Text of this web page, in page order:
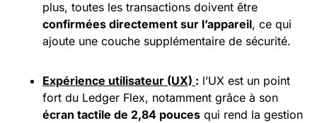
plus, toutes les transactions doivent être
confirmées directement sur l’appareil, ce qui
ajoute une couche supplémentaire de sécurité.
Expérience utilisateur (UX) : l’UX est un point
fort du Ledger Flex, notamment grâce à son
écran tactile de 2,84 pouces qui rend la gestion